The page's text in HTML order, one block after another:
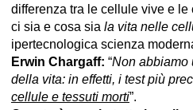
differenza tra le cellule vive e
ci sia e cosa sia la vita nelle
ipertecnologica scienza
Erwin Chargaff: “Non abbiamo
della vita: in effetti, i test più
cellule e tessuti morti”.